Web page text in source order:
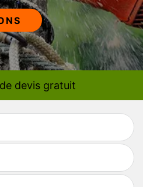
devis gratuit